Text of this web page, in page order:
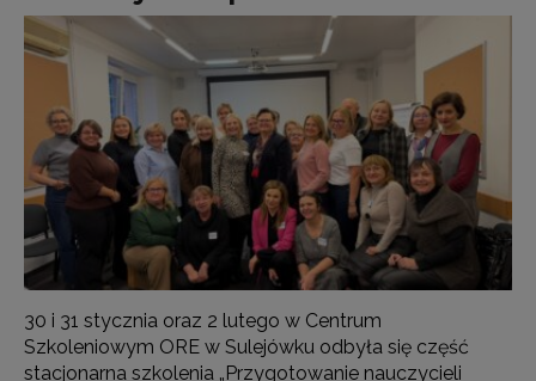
30 i 31 stycznia oraz 2 lutego w Centrum
Szkoleniowym ORE w Sulejówku odbyła się część
stacjonarna szkolenia „Przygotowanie nauczycieli